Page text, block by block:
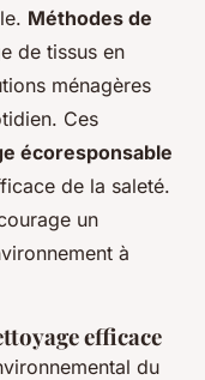
Méthodes de
de tissus en
ménagères
Ces
écoresponsable
de la saleté.
un
à
efficace
du